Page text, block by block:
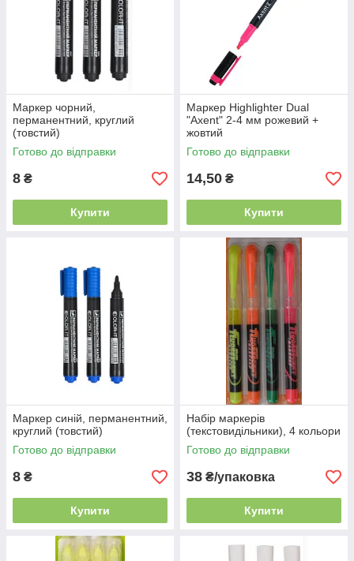
Маркер чорний,
перманентний, круглий
(товстий)
Готово до відправки
8 ₴
Купити
Маркер Highlighter Dual
"Axent" 2-4 мм рожевий +
жовтий
Готово до відправки
14,50 ₴
Купити
Маркер синій, перманентний,
круглий (товстий)
Готово до відправки
8 ₴
Купити
Набір маркерів
(текстовидільники), 4 кольори
Готово до відправки
38 ₴/упаковка
Купити